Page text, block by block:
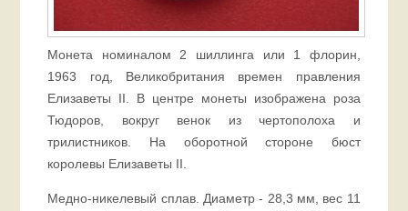
Монета номиналом 2 шиллинга или 1 флорин,
1963 год, Великобритания времен правления
Елизаветы II. В центре монеты изображена роза
Тюдоров, вокруг венок из чертополоха и
трилистников. На оборотной стороне бюст
королевы Елизаветы II.
Медно-никелевый сплав. Диаметр - 28,3 мм, вес 11